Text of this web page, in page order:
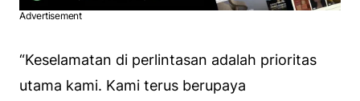
Advertisement
“Keselamatan di perlintasan adalah prioritas
utama kami. Kami terus berupaya